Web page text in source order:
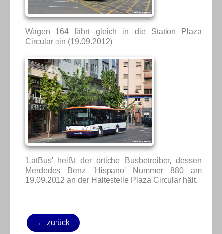
Wagen 164 fährt gleich in die Station Plaza
Circular ein (19.09.2012)
'LatBus' heißt der örtiche Busbetreiber, dessen
Merdedes Benz 'Hispano' Nummer 880 am
19.09.2012 an der Haltestelle Plaza Circular hält.
← zurück